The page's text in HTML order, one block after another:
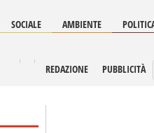
SOCIALE AMBIENTE
REDAZIONE PUBBLICITÀ